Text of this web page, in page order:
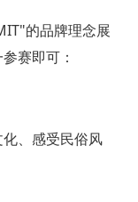
的品牌理念展
赛即可：
、感受民俗风